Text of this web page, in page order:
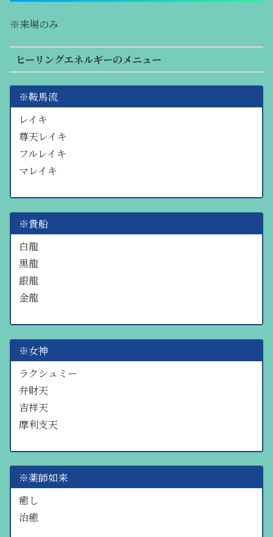
※来場のみ
ヒーリングエネルギーのメニュー
※鞍馬流
レイキ
尊天レイキ
フルレイキ
マレイキ
※貴船
白龍
黒龍
銀龍
金龍
※女神
ラクシュミー
弁財天
吉祥天
摩利支天
※薬師如来
癒し
治癒